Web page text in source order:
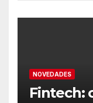
NOVEDADES
Fintech: